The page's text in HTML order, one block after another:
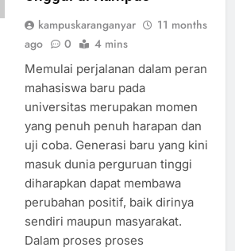
kampuskaranganyar
11 months
ago
0 4 mins
Memulai perjalanan dalam peran
mahasiswa baru pada
universitas merupakan momen
yang penuh penuh harapan dan
uji coba. Generasi baru yang kini
masuk dunia perguruan tinggi
diharapkan dapat membawa
perubahan positif, baik dirinya
sendiri maupun masyarakat.
Dalam proses proses